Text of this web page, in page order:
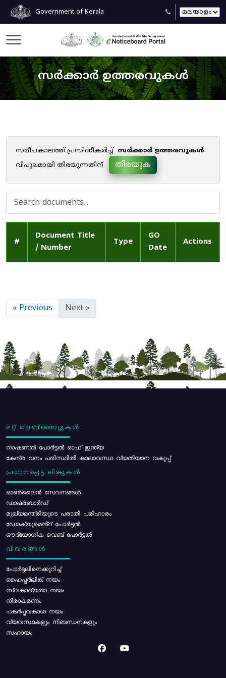
Government of Kerala
സർക്കാർ ഉത്തരവുകൾ
സമീപകാലത്ത് പ്രസിദ്ധീകരിച്ച് സർക്കാർ ഉത്തരവുകൾ.
വിപുലമായി തിരയുന്നതിന്
തിരയുക
#
Document Title
/ Number
Type
GO
Date
Actions
« Previous Next »
മറ്റ് വെബ്സൈറ്റുകൾ
നാഷണൽ പോർട്ടൽ ഓഫ് ഇന്ത്യ
കേന്ദ്ര വനം പരിസ്ഥിതി കാലാവസ്ഥ വ്യതിയാന വകുപ്പ്
പ്രധാനപ്പെട്ട ലിങ്കുകൾ
ഓൺലൈൻ സേവനങ്ങൾ
ഡാഷ്ബോർഡ്
മുഖ്യമന്ത്രിയുടെ പരാതി പരിഹാരം
ഡോക്യുമെൻ്റ് പോർട്ടൽ
ഔദ്യോഗിക വെബ് പോർട്ടൽ
വിവരങ്ങൾ
പോര്‍ട്ടലിനെക്കുറിച്ച്
ഹൈപ്പർലിങ്ക് നയം
സ്വകാര്യതാ നയം
നിരാകരണം
പകർപ്പവകാശ നയം
വ്യവസ്ഥകളും നിബന്ധനകളും
സഹായം